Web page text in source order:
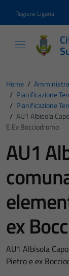
Regione Liguria
Home /
/ Pianificazione
/ Pianificazione
/ AU1 Albisola
E Ex Bocciodromo
AU1
ex
AU1 Albisola
Pietro e ex